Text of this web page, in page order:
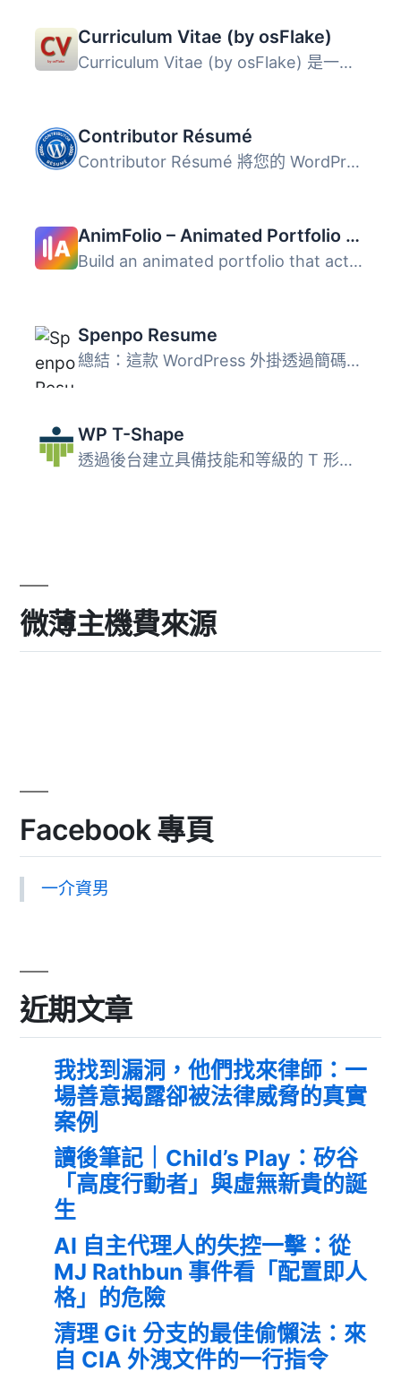
Curriculum Vitae (by osFlake)
Curriculum Vitae (by osFlake) 是一個 WordPress 外掛，可在...
Contributor Résumé
Contributor Résumé 將您的 WordPress.org 貢獻轉換為可在自...
AnimFolio – Animated Portfolio & Resume Builder
Build an animated portfolio that actually stands out — in...
Spenpo Resume
總結：這款 WordPress 外掛透過簡碼提供了一個彈性且可客製化...
WP T-Shape
透過後台建立具備技能和等級的 T 形圖，並透過短碼在文章和頁...
微薄主機費來源
Facebook 專頁
一介資男
近期文章
我找到漏洞，他們找來律師：一
場善意揭露卻被法律威脅的真實
案例
讀後筆記｜Child’s Play：矽谷
「高度行動者」與虛無新貴的誕
生
AI 自主代理人的失控一擊：從
MJ Rathbun 事件看「配置即人
格」的危險
清理 Git 分支的最佳偷懶法：來
自 CIA 外洩文件的一行指令